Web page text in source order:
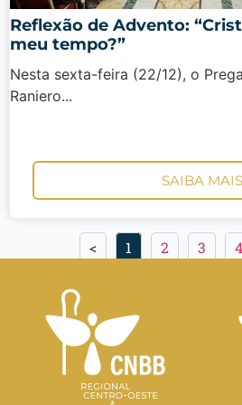
Reflexão de Advento:
meu tempo?”
Nesta sexta-feira (22/12), o
Raniero...
SAIBA MAIS
< 1 2 3 4